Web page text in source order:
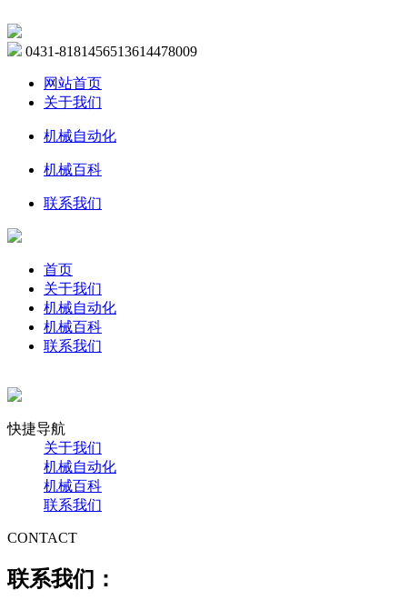
0431-8181456513614478009
网站首页
关于我们
机械自动化
机械百科
联系我们
首页
关于我们
机械自动化
机械百科
联系我们
快捷导航
关于我们
机械自动化
机械百科
联系我们
CONTACT
联系我们：